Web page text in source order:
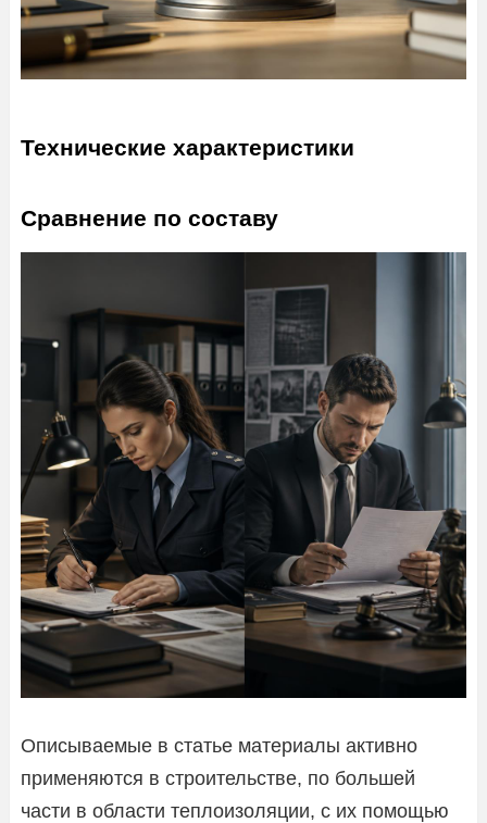
Технические характеристики
Сравнение по составу
Описываемые в статье материалы активно
применяются в строительстве, по большей
части в области теплоизоляции, с их помощью